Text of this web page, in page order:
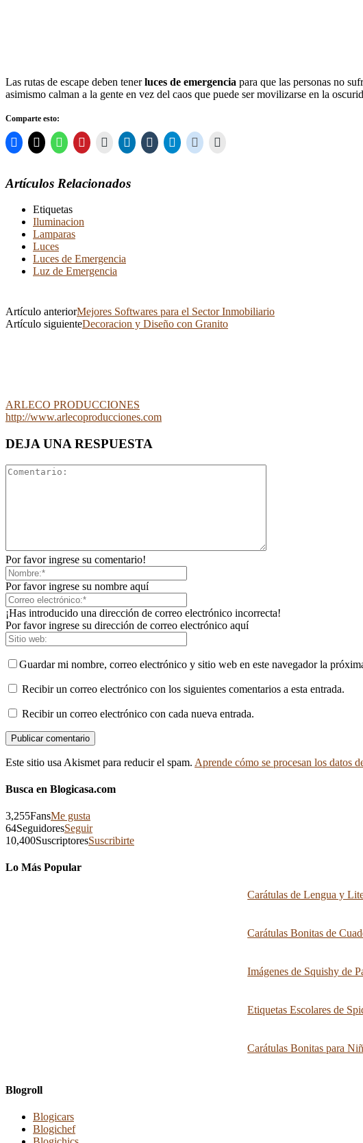
Las rutas de escape deben tenerluces de emergencia para que las personas no
asimismo calman a la gente en vez del caos que puede ser movilizarse en la
Comparte esto:
Artículos Relacionados
Etiquetas
Iluminacion
Lamparas
Luces
Luces de Emergencia
Luz de Emergencia
Artículo anteriorMejores Softwares para el Sector Inmobiliario
Artículo siguienteDecoracion y Diseño con Granito
ARLECO PRODUCCIONES
http://www.arlecoproducciones.com
DEJA UNA RESPUESTA
Por favor ingrese su comentario!
Por favor ingrese su nombre aquí
¡Has introducido una dirección de correo electrónico incorrecta!
Por favor ingrese su dirección de correo electrónico aquí
Guardar mi nombre, correo electrónico y sitio web en este navegador la
Recibir un correo electrónico con los siguientes comentarios a esta entrada.
Recibir un correo electrónico con cada nueva entrada.
Este sitio usa Akismet para reducir el spam. Aprende cómo se procesan los datos
Busca en Blogicasa.com
3,255FansMe gusta
64SeguidoresSeguir
10,400SuscriptoresSuscribirte
Lo Más Popular
Carátulas de Lengua y
Carátulas Bonitas de
Imágenes de Squishy de
Etiquetas Escolares de
Carátulas Bonitas para
Blogroll
Blogicars
Blogichef